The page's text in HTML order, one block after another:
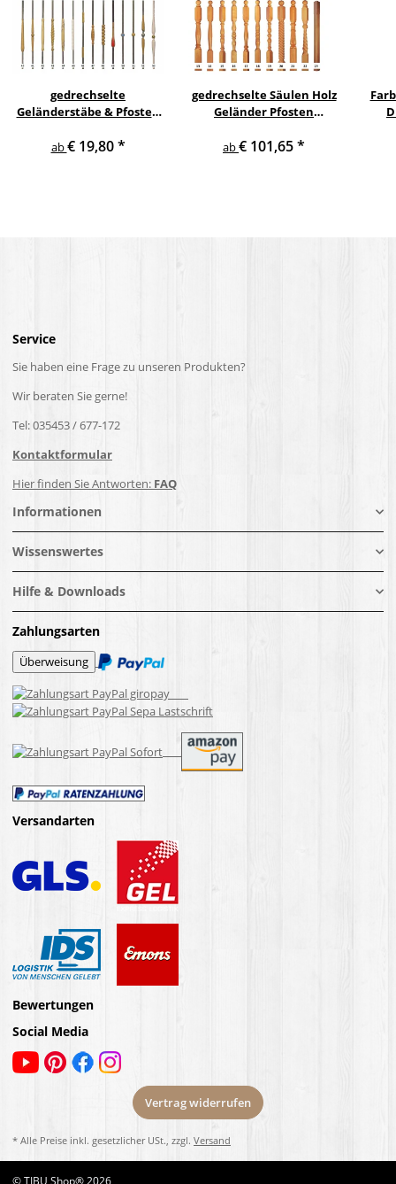
gedrechselte
Geländerstäbe & Pfosten
Treppe Geländer Säule
ab€ 19,80*
gedrechselte Säulen Holz
Geländer Pfosten
Holzpfosten Holzsäulen
ab€ 101,65*
Service
Sie haben eine Frage zu unseren Produkten?
Wir beraten Sie gerne!
Tel: 035453 / 677-172
Kontaktformular
Hier finden Sie Antworten: FAQ
Informationen
Wissenswertes
Hilfe & Downloads
Zahlungsarten
Versandarten
Bewertungen
Social Media
Vertrag widerrufen
* Alle Preise inkl. gesetzlicher USt., zzgl. Versand